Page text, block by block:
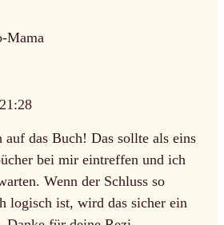
Mama
das Buch! Das sollte als eins
bei mir eintreffen und ich
Wenn der Schluss so
logisch ist, wird das sicher ein